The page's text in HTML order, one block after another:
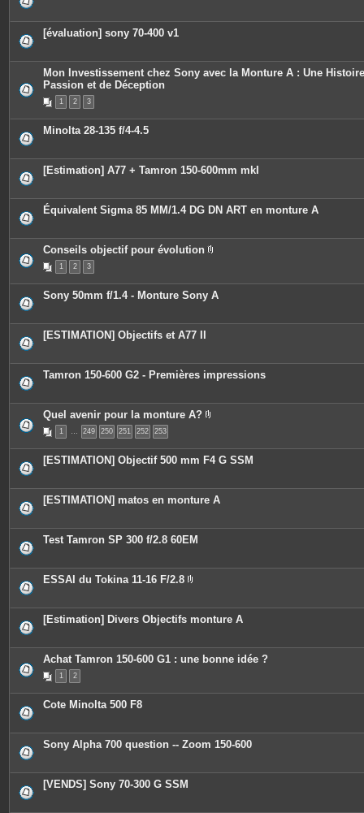
[évaluation] sony 70-400 v1
Mon Investissement chez Sony avec la Monture A : Une
Passion et de Déception
1 2 3
Minolta 28-135 f/4-4.5
[Estimation] A77 + Tamron 150-600mm mkI
Équivalent Sigma 85 MM/1.4 DG DN ART en monture A
Conseils objectif pour évolution
c
e
o
e
s
1 2 3
Sony 50mm f/1.4 - Monture Sony A
[ESTIMATION] Objectifs et A77 II
Tamron 150-600 G2 - Premières impressions
Quel avenir pour la monture A?
c
e
o
e
1 … 249 250 251 252 253
[ESTIMATION] Objectif 500 mm F4 G SSM
[ESTIMATION] matos en monture A
Test Tamron SP 300 f/2.8 60EM
ESSAI du Tokina 11-16 F/2.8
è
c
j
o
i
e
[Estimation] Divers Objectifs monture A
Achat Tamron 150-600 G1 : une bonne idée ?
1 2
Cote Minolta 500 F8
Sony Alpha 700 question -- Zoom 150-600
[VENDS] Sony 70-300 G SSM